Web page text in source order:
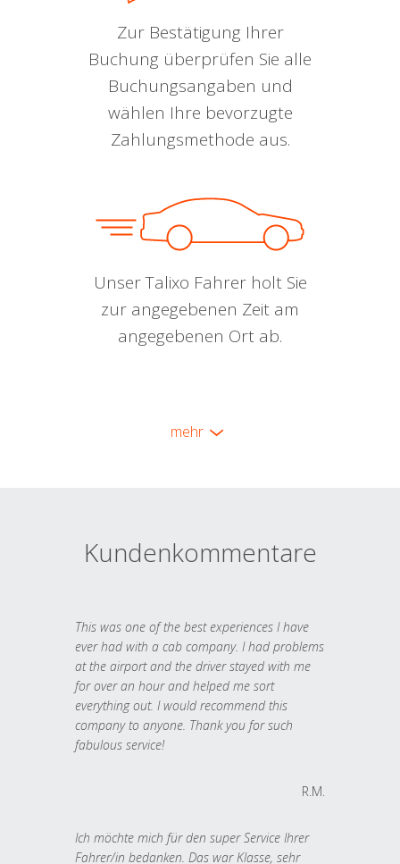
Zur Bestätigung Ihrer
Buchung überprüfen Sie alle
Buchungsangaben und
wählen Ihre bevorzugte
Zahlungsmethode aus.
Unser Talixo Fahrer holt Sie
zur angegebenen Zeit am
angegebenen Ort ab.
mehr
Kundenkommentare
This was one of the best experiences I have
ever had with a cab company. I had problems
at the airport and the driver stayed with me
for over an hour and helped me sort
everything out. I would recommend this
company to anyone. Thank you for such
fabulous service!
R.M.
Ich möchte mich für den super Service Ihrer
Fahrer/in bedanken. Das war Klasse, sehr